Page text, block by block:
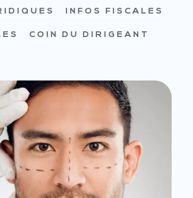
INFOS FISCALES
COIN DU DIRIGEANT